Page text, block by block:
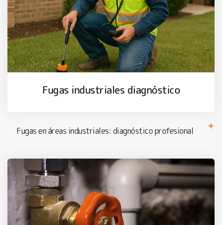
Fugas industriales diagnóstico
Fugas en áreas industriales: diagnóstico profesional